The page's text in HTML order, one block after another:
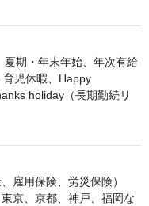
期・年末年始、年次有給
児休暇、Happy
holiday（長期勤続リ
雇用保険、労災保険）
京、京都、神戸、福岡な